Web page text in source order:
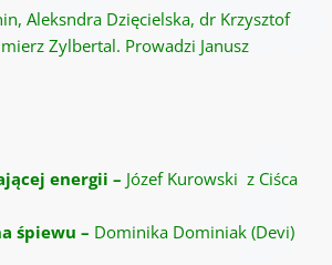
Aleksndra Dzięcielska, dr Krzysztof
Zylbertal. Prowadzi Janusz
energii – Józef Kurowski z Ciśca
śpiewu – Dominika Dominiak (Devi)